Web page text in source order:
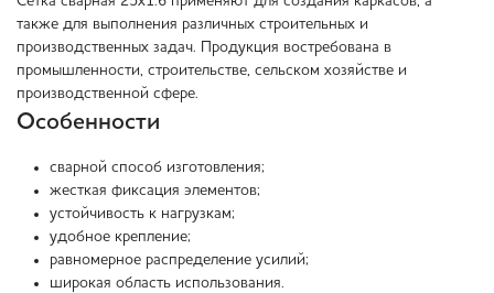
также для выполнения различных строительных и
производственных задач. Продукция востребована в
промышленности, строительстве, сельском хозяйстве и
производственной сфере.
Особенности
сварной способ изготовления;
жесткая фиксация элементов;
устойчивость к нагрузкам;
удобное крепление;
равномерное распределение усилий;
широкая область использования.